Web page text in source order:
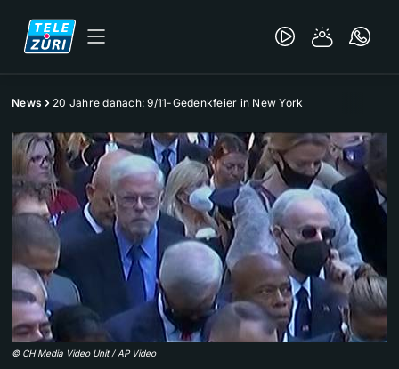
News 20 Jahre danach: 9/11-Gedenkfeier in New York
© CH Media Video Unit / AP Video